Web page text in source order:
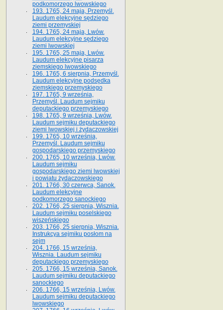
podkomorzego lwowskiego
193. 1765, 24 maja, Przemyśl.
Laudum elekcyjne sędziego
ziemi przemyskiej
194. 1765, 24 maja, Lwów.
Laudum elekcyjne sędziego
ziemi lwowskiej
195. 1765, 25 maja, Lwów.
Laudum elekcyjne pisarza
ziemskiego lwowskiego
196. 1765, 6 sierpnia, Przemyśl.
Laudum elekcyjne podsędka
ziemskiego przemyskiego
197. 1765, 9 września,
Przemyśl. Laudum sejmiku
deputackiego przemyskiego
198. 1765, 9 września, Lwów.
Laudum sejmiku deputackiego
ziemi lwowskiej i żydaczowskiej
199. 1765, 10 września,
Przemyśl. Laudum sejmiku
gospodarskiego przemyskiego
200. 1765, 10 września, Lwów.
Laudum sejmiku
gospodarskiego ziemi lwowskiej
i powiatu żydaczowskiego
201. 1766, 30 czerwca, Sanok.
Laudum elekcyjne
podkomorzego sanockiego
202. 1766, 25 sierpnia, Wisznia.
Laudum sejmiku poselskiego
wiszeńskiego
203. 1766, 25 sierpnia, Wisznia.
Instrukcya sejmiku posłom na
sejm
204. 1766, 15 września,
Wisznia. Laudum sejmiku
deputackiego przemyskiego
205. 1766, 15 września, Sanok.
Laudum sejmiku deputackiego
sanockiego
206. 1766, 15 września, Lwów.
Laudum sejmiku deputackiego
lwowskiego